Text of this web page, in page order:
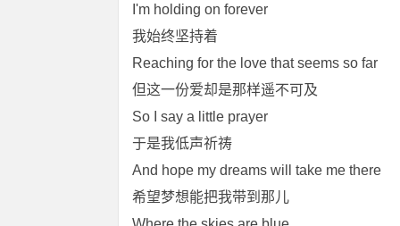
I'm holding on forever
我始终坚持着
Reaching for the love that seems so far
但这一份爱却是那样遥不可及
So I say a little prayer
于是我低声祈祷
And hope my dreams will take me there
希望梦想能把我带到那儿